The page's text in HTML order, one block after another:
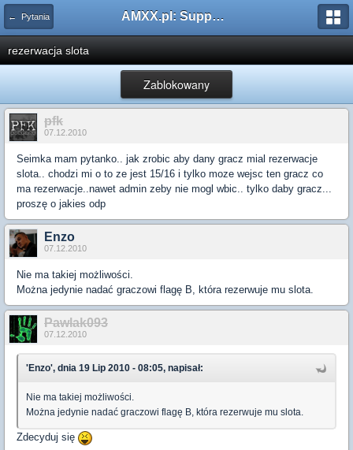
← Pytania AMXX.pl: Support AMX Mod X i SourceMod
rezerwacja slota
Zablokowany
pfk
07.12.2010
Seimka mam pytanko.. jak zrobic aby dany gracz mial rezerwacje
slota.. chodzi mi o to ze jest 15/16 i tylko moze wejsc ten gracz co
ma rezerwacje..nawet admin zeby nie mogl wbic.. tylko daby gracz...
proszę o jakies odp
Enzo
07.12.2010
Nie ma takiej możliwości.
Można jedynie nadać graczowi flagę B, która rezerwuje mu slota.
Pawlak093
07.12.2010
'Enzo', dnia 19 Lip 2010 - 08:05, napisał:
Nie ma takiej możliwości.
Można jedynie nadać graczowi flagę B, która rezerwuje mu slota.
Zdecyduj się